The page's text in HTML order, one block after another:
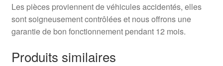
Les pièces proviennent de véhicules accidentés, elles
sont soigneusement contrôlées et nous offrons une
garantie de bon fonctionnement pendant 12 mois.
Produits similaires